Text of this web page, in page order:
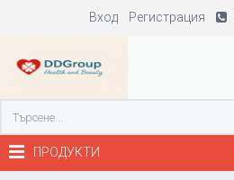
Вход Регистрация
ПРОДУКТИ